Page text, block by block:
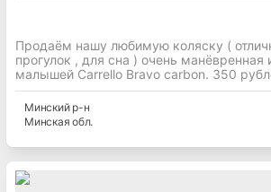
Продаём нашу любимую коляску (
прогулок , для сна ) очень манёвренная
малышей Carrello Bravo carbon. 350
Минскийр-н
Минская обл.